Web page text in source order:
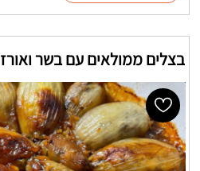
בצלים ממולאים עם בשר ואורז